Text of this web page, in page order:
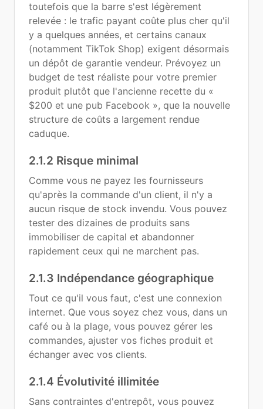
toutefois que la barre s'est légèrement
relevée : le trafic payant coûte plus cher qu'il
y a quelques années, et certains canaux
(notamment TikTok Shop) exigent désormais
un dépôt de garantie vendeur. Prévoyez un
budget de test réaliste pour votre premier
produit plutôt que l'ancienne recette du «
$200 et une pub Facebook », que la nouvelle
structure de coûts a largement rendue
caduque.
2.1.2 Risque minimal
Comme vous ne payez les fournisseurs
qu'après la commande d'un client, il n'y a
aucun risque de stock invendu. Vous pouvez
tester des dizaines de produits sans
immobiliser de capital et abandonner
rapidement ceux qui ne marchent pas.
2.1.3 Indépendance géographique
Tout ce qu'il vous faut, c'est une connexion
internet. Que vous soyez chez vous, dans un
café ou à la plage, vous pouvez gérer les
commandes, ajuster vos fiches produit et
échanger avec vos clients.
2.1.4 Évolutivité illimitée
Sans contraintes d'entrepôt, vous pouvez